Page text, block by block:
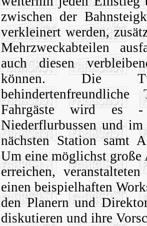
zwischen der
verkleinert werden,
Mehrzweckabteilen
auch diesen
können. Die
Fahrgäste wird es
Niederflurbussen und
nächsten Station samt
Um eine möglichst große
erreichen,
einen beispielhaften
den Planern und
diskutieren und ihre